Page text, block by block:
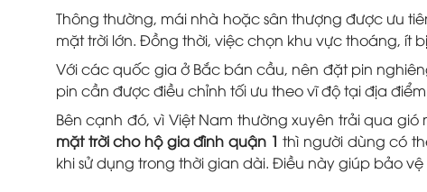
Thông thường, mái nhà hoặc sân thượng được ưu
mặt trời lớn. Đồng thời, việc chọn khu vực thoáng,
Với các quốc gia ở Bắc bán cầu, nên đặt pin
pin cần được điều chỉnh tối ưu theo vĩ độ tại địa
Bên cạnh đó, vì Việt Nam thường xuyên trải qua
mặt trời cho hộ gia đình quận 1 thì người dùng có
khi sử dụng trong thời gian dài. Điều này giúp bảo